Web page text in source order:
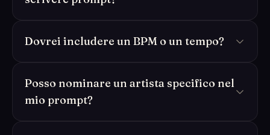
Dovrei includere un BPM o un tempo?
Posso nominare un artista specifico nel
mio prompt?